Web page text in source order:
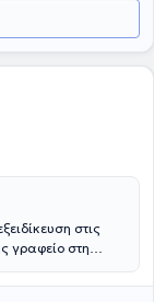
στις
γραφείο στη